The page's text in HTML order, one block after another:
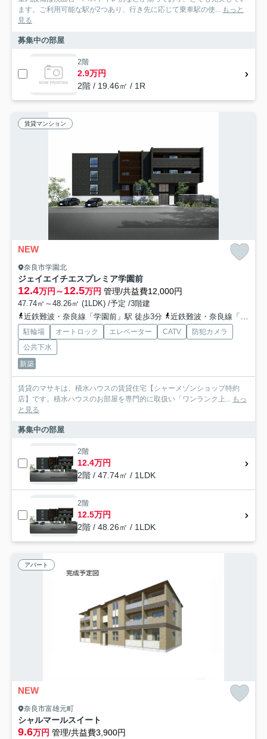
ます。ご利用可能な駅が2つあり、行き先に応じて乗車駅の使...
もっと
見る
募集中の部屋
2階
2.9万円
2階 / 19.46㎡ / 1R
賃貸マンション
NEW
奈良市学園北
ジェイエイチエスプレミア学園前
12.4万円～12.5万円 管理/共益費12,000円
47.74㎡～48.26㎡ (1LDK) /予定 /3階建
近鉄難波・奈良線「学園前」駅 徒歩3分
近鉄難波・奈良線「菖蒲池」駅 徒歩18分
駐輪場 オートロック エレベーター CATV
防犯カメラ
公共下水
新築
賃貸のマサキは、積水ハウスの賃貸住宅【シャーメゾンショップ特約
店】です。積水ハウスのお部屋を専門的に取扱い「ワンランク上...
もっ
と見る
募集中の部屋
2階
12.4万円
2階 / 47.74㎡ / 1LDK
2階
12.5万円
2階 / 48.26㎡ / 1LDK
アパート
NEW
奈良市富雄元町
シャルマールスイート
9.6万円 管理/共益費3,900円